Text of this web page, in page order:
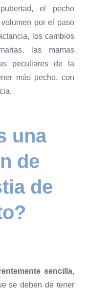
el pecho
por el paso
los cambios
las mamas
peculiares de la
más pecho, con
una
de
de
sencilla,
se deben de tener